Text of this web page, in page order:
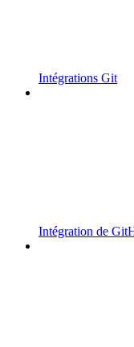
Intégrations Git
Intégration de